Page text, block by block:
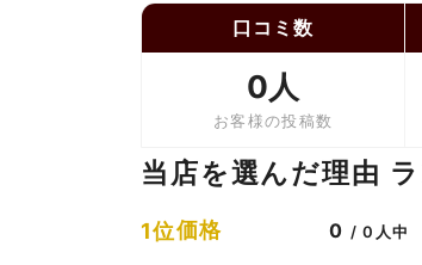
口コミ数
0人
お客様の投稿数
当店を選んだ理由
1位価格 0 / 0人中